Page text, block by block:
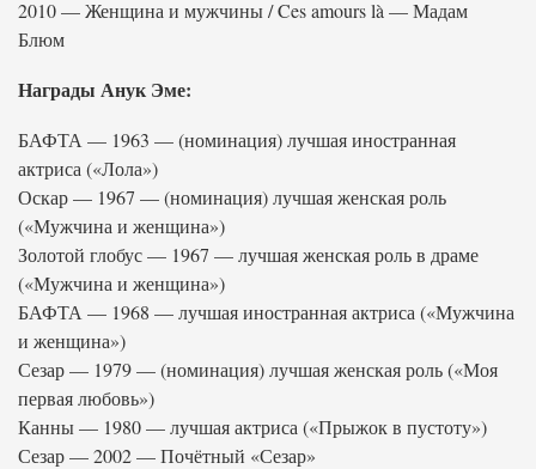
2010 — Женщина и мужчины / Ces amours là — Мадам
Блюм
Награды Анук Эме:
БАФТА — 1963 — (номинация) лучшая иностранная
актриса («Лола»)
Оскар — 1967 — (номинация) лучшая женская роль
(«Мужчина и женщина»)
Золотой глобус — 1967 — лучшая женская роль в драме
(«Мужчина и женщина»)
БАФТА — 1968 — лучшая иностранная актриса («Мужчина
и женщина»)
Сезар — 1979 — (номинация) лучшая женская роль («Моя
первая любовь»)
Канны — 1980 — лучшая актриса («Прыжок в пустоту»)
Сезар — 2002 — Почётный «Сезар»